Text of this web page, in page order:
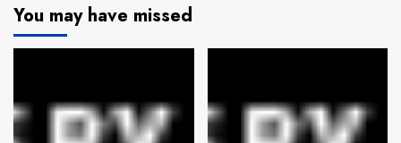
You may have missed